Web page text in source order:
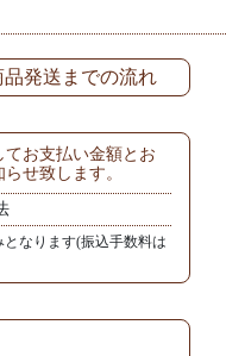
発送までの流れ
てお支払い金額とお
せ致します。
なります(振込手数料は